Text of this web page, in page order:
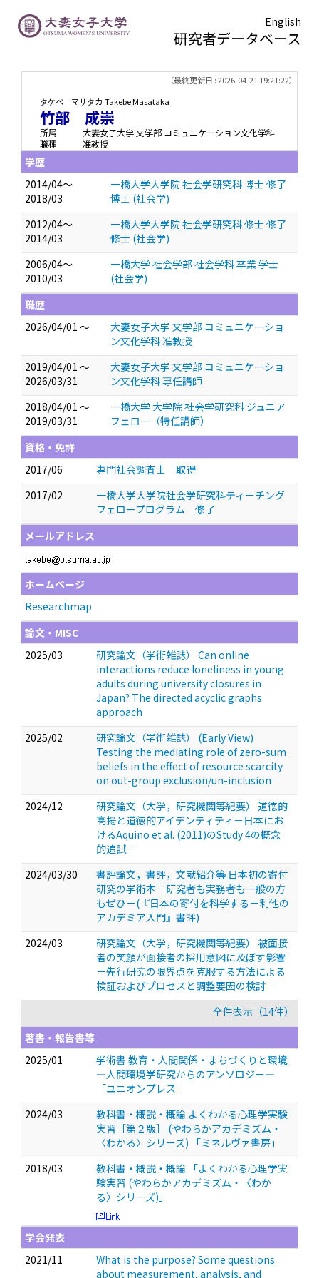
English
研究者データベース
（最終更新日 : 2026-04-21 19:21:22）
タケベ マサタカ Takebe Masataka
竹部 成崇
所属
大妻女子大学 文学部 コミュニケーション文化学科
職種
准教授
学歴
2014/04～
2018/03
一橋大学大学院 社会学研究科 博士 修了
博士 (社会学)
2012/04～
2014/03
一橋大学大学院 社会学研究科 修士 修了
修士 (社会学)
2006/04～
2010/03
一橋大学 社会学部 社会学科 卒業 学士
(社会学)
職歴
2026/04/01 ～
大妻女子大学 文学部 コミュニケーショ
ン文化学科 准教授
2019/04/01 ～
2026/03/31
大妻女子大学 文学部 コミュニケーショ
ン文化学科 専任講師
2018/04/01 ～
2019/03/31
一橋大学 大学院 社会学研究科 ジュニア
フェロー（特任講師）
資格・免許
2017/06
専門社会調査士 取得
2017/02
一橋大学大学院社会学研究科ティーチング
フェロープログラム 修了
メールアドレス
ホームページ
Researchmap
論文・MISC
2025/03
研究論文（学術雑誌） Can online
interactions reduce loneliness in young
adults during university closures in
Japan? The directed acyclic graphs
approach
2025/02
研究論文（学術雑誌） (Early View)
Testing the mediating role of zero-sum
beliefs in the effect of resource scarcity
on out-group exclusion/un-inclusion
2024/12
研究論文（大学，研究機関等紀要） 道徳的
高揚と道徳的アイデンティティ－日本にお
けるAquino et al. (2011)のStudy 4の概念
的追試－
2024/03/30
書評論文，書評，文献紹介等 日本初の寄付
研究の学術本－研究者も実務者も一般の方
もぜひ－(『日本の寄付を科学する－利他の
アカデミア入門』書評)
2024/03
研究論文（大学，研究機関等紀要） 被面接
者の笑顔が面接者の採用意図に及ぼす影響
－先行研究の限界点を克服する方法による
検証およびプロセスと調整要因の検討－
全件表示（14件）
著書・報告書等
2025/01
学術書 教育・人間関係・まちづくりと環境
―人間環境学研究からのアンソロジー―
「ユニオンプレス」
2024/03
教科書・概説・概論 よくわかる心理学実験
実習［第２版］ (やわらかアカデミズム・
〈わかる〉シリーズ) 「ミネルヴァ書房」
2018/03
教科書・概説・概論 「よくわかる心理学実
験実習 (やわらかアカデミズム・〈わか
る〉シリーズ)」
学会発表
2021/11
What is the purpose? Some questions
about measurement, analysis, and